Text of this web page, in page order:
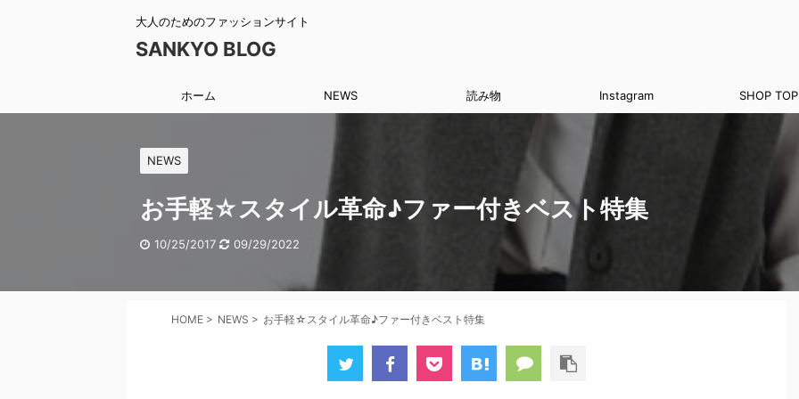
大人のためのファッションサイト
SANKYO BLOG
ホーム NEWS 読み物 Instagram SHOP TOP
NEWS
お手軽☆スタイル革命♪ファー付きベスト特集
10/25/2017 09/29/2022
HOME > NEWS > お手軽☆スタイル革命♪ファー付きベスト特集